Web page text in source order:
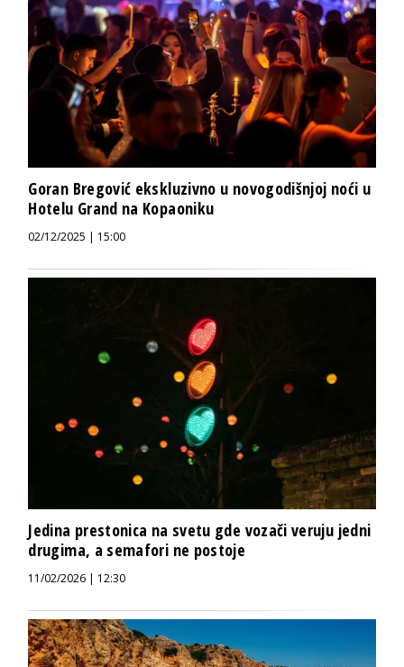
Goran Bregović ekskluzivno u novogodišnjoj noći u
Hotelu Grand na Kopaoniku
02/12/2025 | 15:00
Jedina prestonica na svetu gde vozači veruju jedni
drugima, a semafori ne postoje
11/02/2026 | 12:30